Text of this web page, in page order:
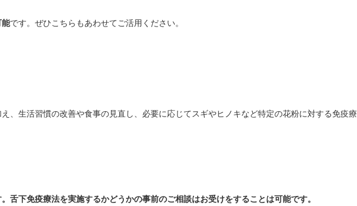
です。ぜひこちらもあわせてご活用ください。
生活習慣の改善や食事の見直し、必要に応じてスギやヒノキなど特定の花粉に対する免疫療
下免疫療法を実施するかどうかの事前のご相談はお受けをすることは可能です。